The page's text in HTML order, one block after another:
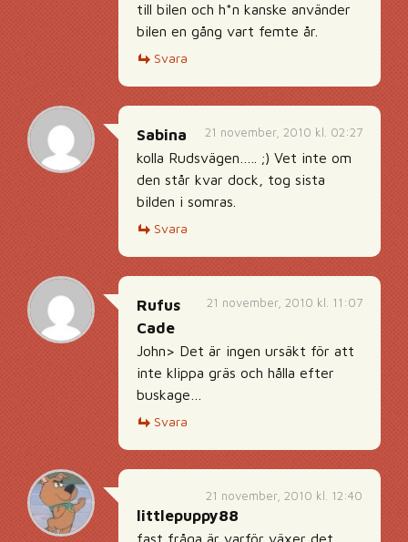
till bilen och h*n kanske använder
bilen en gång vart femte år.
Svara
21 november, 2010 kl. 02:27
Sabina
kolla Rudsvägen….. ;) Vet inte om
den står kvar dock, tog sista
bilden i somras.
Svara
21 november, 2010 kl. 11:07
Rufus
Cade
John> Det är ingen ursäkt för att
inte klippa gräs och hålla efter
buskage…
Svara
21 november, 2010 kl. 12:40
littlepuppy88